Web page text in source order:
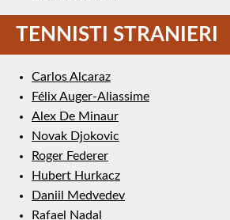
TENNISTI STRANIERI
Carlos Alcaraz
Félix Auger-Aliassime
Alex De Minaur
Novak Djokovic
Roger Federer
Hubert Hurkacz
Daniil Medvedev
Rafael Nadal